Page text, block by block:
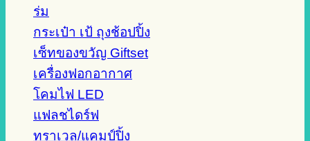
ร่ม
กระเป๋า เป้ ถุงช้อปปิ้ง
เซ็ทของขวัญ Giftset
เครื่องฟอกอากาศ
โคมไฟ LED
แฟลชไดร์ฟ
ทราเวล/แคมป์ปิ้ง